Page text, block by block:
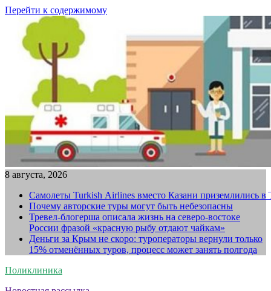
Перейти к содержимому
8 августа, 2026
Самолеты Turkish Airlines вместо Казани приземлились в
Почему авторские туры могут быть небезопасны
Тревел-блогерша описала жизнь на северо-востоке
России фразой «красную рыбу отдают чайкам»
Деньги за Крым не скоро: туроператоры вернули только
15% отменённых туров, процесс может занять полгода
Поликлиника